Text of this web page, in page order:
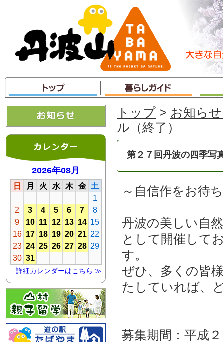
ャ
ン
プ
トップ > お知ら
ル（終了）
第２７回丹波の四季写
～自信作をお待
丹波の美しい自
として開催して
す。
ぜひ、多くの皆
たしていれば、
募集期間：平成